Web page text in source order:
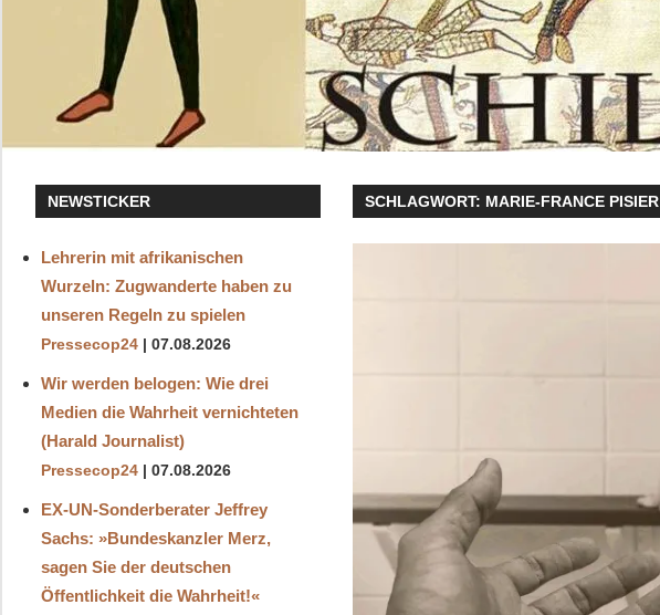
SCHLAGWORT: MARIE-FRANCE PISIER
NEWSTICKER
Lehrerin mit afrikanischen
Wurzeln: Zugwanderte haben zu
unseren Regeln zu spielen
Pressecop24 07.08.2026
Wir werden belogen: Wie drei
Medien die Wahrheit vernichteten
(Harald Journalist)
Pressecop24 07.08.2026
EX-UN-Sonderberater Jeffrey
Sachs: »Bundeskanzler Merz,
sagen Sie der deutschen
Öffentlichkeit die Wahrheit!«